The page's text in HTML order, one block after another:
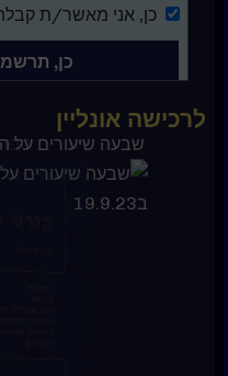
כן, אני מאשר/ת קבלת
לרכישה אונליין
שבעה שיעורים עלספר